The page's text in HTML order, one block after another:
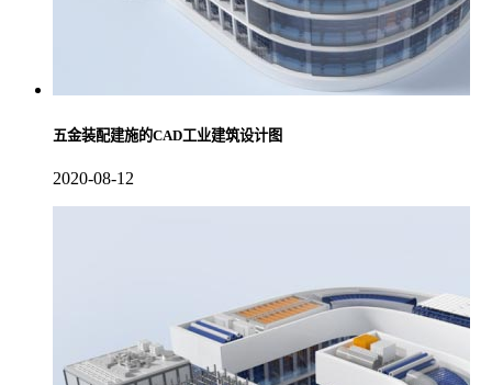
五金装配建施的CAD工业建筑设计图
2020-08-12